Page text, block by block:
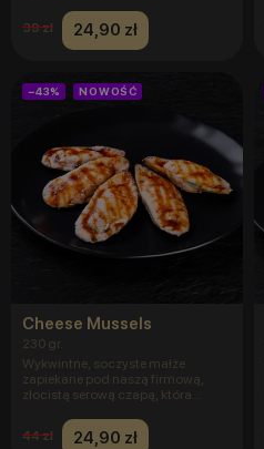
39 zł 24,90 zł
−43% NOWOŚĆ
Cheese Mussels
230 gr.
Wykwintne, soczyste małże
zapiekane pod naszą firmową,
złocistą serową czapą, która
44 zł
24,90 zł